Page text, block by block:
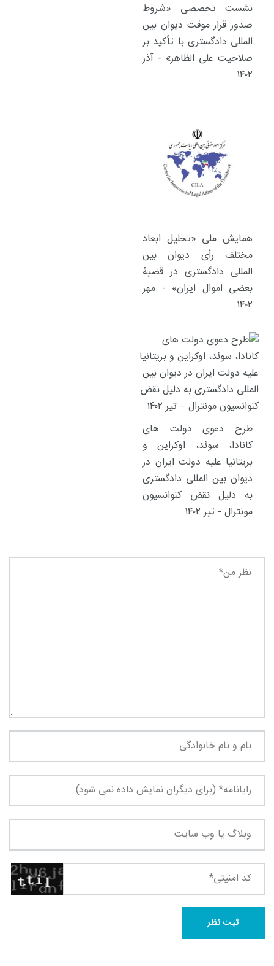
نشست تخصصی «شروط
صدور قرار موقت دیوان بین
المللی دادگستری با تأکید بر
صلاحیت علی الظاهر» - آذر
۱۴۰۲
همایش ملی «تحلیل ابعاد
مختلف رأی دیوان بین
المللی دادگستری در قضیۀ
بعضی اموال ایران» - مهر
۱۴۰۲
طرح دعوی دولت های
کانادا، سوئد، اوکراین و
بریتانیا علیه دولت ایران در
دیوان بین المللی دادگستری
به دلیل نقض کنوانسیون
مونترال - تیر ۱۴۰۲